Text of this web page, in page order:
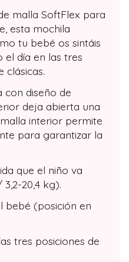
malla SoftFlex para
esta mochila
tu bebé os sintáis
día en las tres
clásicas.
con diseño de
deja abierta una
interior permite
para garantizar la
que el niño va
20,4 kg).
bebé (posición en
tres posiciones de